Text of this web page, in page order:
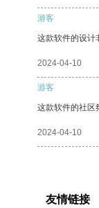
游客
这款软件的设计
2024-04-10
游客
这款软件的社区
2024-04-10
友情链接